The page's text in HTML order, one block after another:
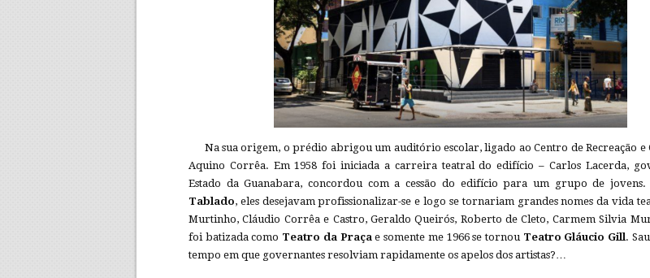
Na sua origem, o prédio abrigou um auditório escolar, ligado ao Centro de Recreação e
Aquino Corrêa. Em 1958 foi iniciada a carreira teatral do edifício – Carlos Lacerda,
Estado da Guanabara, concordou com a cessão do edifício para um grupo de jovens.
Tablado, eles desejavam profissionalizar-se e logo se tornariam grandes nomes da vida
Murtinho, Cláudio Corrêa e Castro, Geraldo Queirós, Roberto de Cleto, Carmem Silvia
foi batizada como Teatro da Praça e somente me 1966 se tornou Teatro Gláucio Gill.
tempo em que governantes resolviam rapidamente os apelos dos artistas?…